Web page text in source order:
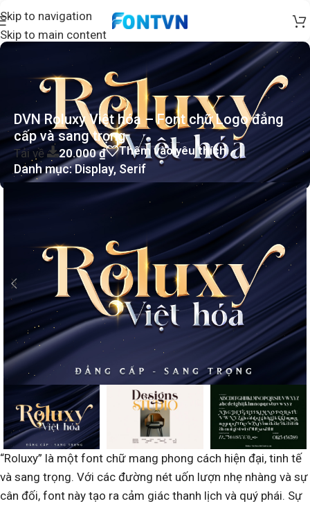
Skip to navigation
Skip to main content
DVN Roluxy Việt hóa – Font chữ Logo đẳng
cấp và sang trọng
Tải về 20.000₫ Thêm vào yêu thích
Danh mục:Display, Serif
“Roluxy” là một font chữ mang phong cách hiện đại, tinh tế
và sang trọng. Với các đường nét uốn lượn nhẹ nhàng và sự
cân đối, font này tạo ra cảm giác thanh lịch và quý phái. Sự